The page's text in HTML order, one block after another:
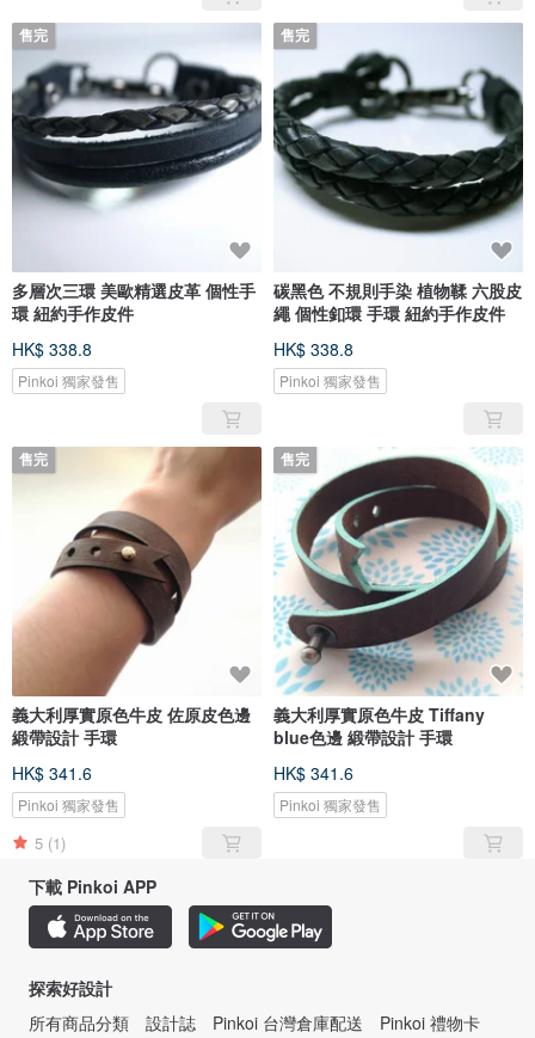
售完
多層次三環 美歐精選皮革 個性手
環 紐約手作皮件
HK$ 338.8
Pinkoi 獨家發售
售完
碳黑色 不規則手染 植物鞣 六股皮
繩 個性釦環 手環 紐約手作皮件
HK$ 338.8
Pinkoi 獨家發售
售完
義大利厚實原色牛皮 佐原皮色邊
緞帶設計 手環
HK$ 341.6
Pinkoi 獨家發售
5 (1)
售完
義大利厚實原色牛皮 Tiffany
blue色邊 緞帶設計 手環
HK$ 341.6
Pinkoi 獨家發售
下載 Pinkoi APP
探索好設計
所有商品分類
設計誌 Pinkoi 台灣倉庫配送
Pinkoi 禮物卡